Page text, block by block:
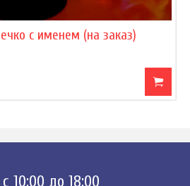
с именем (на заказ)
10:00 до 18:00